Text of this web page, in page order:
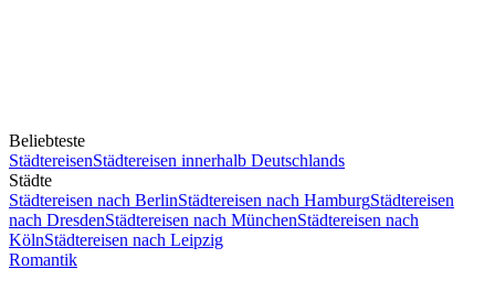
Beliebteste
StädtereisenStädtereisen innerhalb Deutschlands
Städte
Städtereisen nach BerlinStädtereisen nach HamburgStädtereisen
nach DresdenStädtereisen nach MünchenStädtereisen nach
KölnStädtereisen nach Leipzig
Romantik